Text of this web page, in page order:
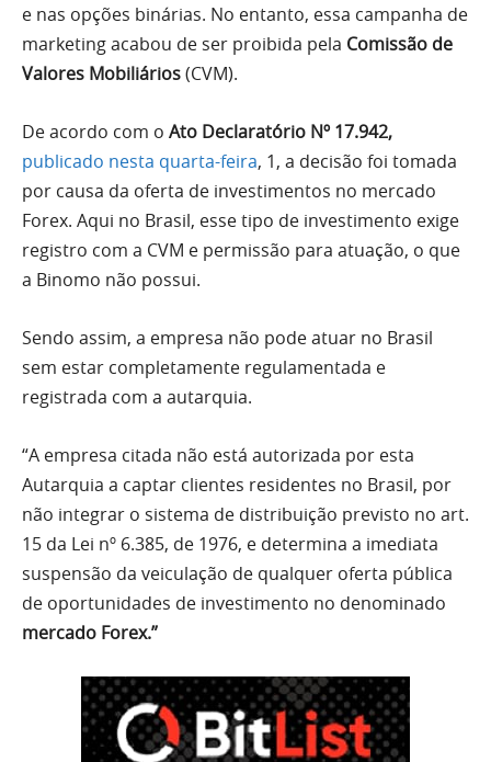
e nas opções binárias. No entanto, essa campanha de
marketing acabou de ser proibida pela Comissão de
Valores Mobiliários(CVM).
De acordo com o Ato Declaratório Nº 17.942,
publicado nesta quarta-feira, 1, a decisão foi tomada
por causa da oferta de investimentos no mercado
Forex. Aqui no Brasil, esse tipo de investimento exige
registro com a CVM e permissão para atuação, o que
a Binomo não possui.
Sendo assim, a empresa não pode atuar no Brasil
sem estar completamente regulamentada e
registrada com a autarquia.
“A empresa citada não está autorizada por esta
Autarquia a captar clientes residentes no Brasil, por
não integrar o sistema de distribuição previsto no art.
15 da Lei nº 6.385, de 1976, e determina a imediata
suspensão da veiculação de qualquer oferta pública
de oportunidades de investimento no denominado
mercado Forex.”